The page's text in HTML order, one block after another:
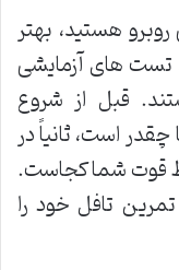
روبرو هستید، بهتر
تست های آزمایشی
قبل از شروع
چقدر است، ثانیاً در
قوت شما کجاست.
تافل خود را